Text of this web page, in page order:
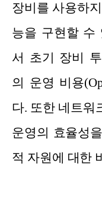
장비를 사용하
능을 구현할 수
서 초기 장비
의 운영 비용
다. 또한 네트워
운영의 효율성
적 자원에 대한